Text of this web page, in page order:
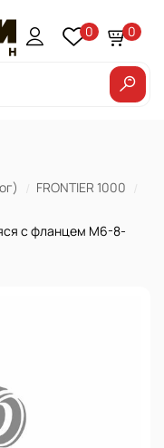
0 0
FRONTIER 1000
с фланцем М6-8-